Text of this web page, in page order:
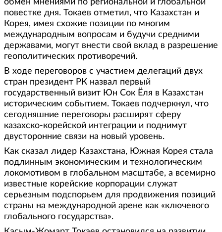
обмен мнениями по региональной и глобальной
повестке дня. Токаев отметил, что Казахстан и
Корея, имея схожие позиции по многим
международным вопросам и будучи средними
державами, могут внести свой вклад в разрешение
геополитических противоречий.
В ходе переговоров с участием делегаций двух
стран президент РК назвал первый
государственный визит Юн Сок Ёля в Казахстан
историческим событием. Токаев подчеркнул, что
сегодняшние переговоры расширят сферу
казахско-корейской интеграции и поднимут
двусторонние связи на новый уровень.
Как сказал лидер Казахстана, Южная Корея стала
подлинным экономическим и технологическим
локомотивом в глобальном масштабе, а всемирно
известные корейские корпорации служат
серьезным подспорьем для продвижения позиций
страны на международной арене как «ключевого
глобального государства».